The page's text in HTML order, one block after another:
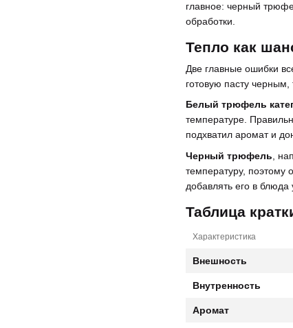
главное: черный
обработки.
Тепло как
Две главные ошибки
готовую пасту черным,
Белый трюфель
температуре.
подхватил аромат и
Черный трюфель ,
температуру,
добавлять его в блюда
Таблица
Характеристика
Внешность
Внутренность
Аромат